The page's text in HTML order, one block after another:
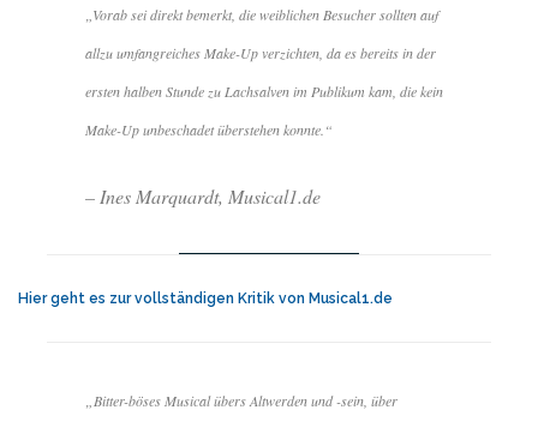
„Vorab sei direkt bemerkt, die weiblichen Besucher sollten auf
allzu umfangreiches Make-Up verzichten, da es bereits in der
ersten halben Stunde zu Lachsalven im Publikum kam, die kein
Make-Up unbeschadet überstehen konnte.“
– Ines Marquardt, Musical1.de
Hier geht es zur vollständigen Kritik von Musical1.de
„Bitter-böses Musical übers Altwerden und -sein, über